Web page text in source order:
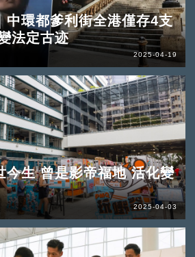
中環都爹利街全港僅存4支
法定古迹
2025-04-19
今生 曾是影帝福地 活化變
2025-04-03